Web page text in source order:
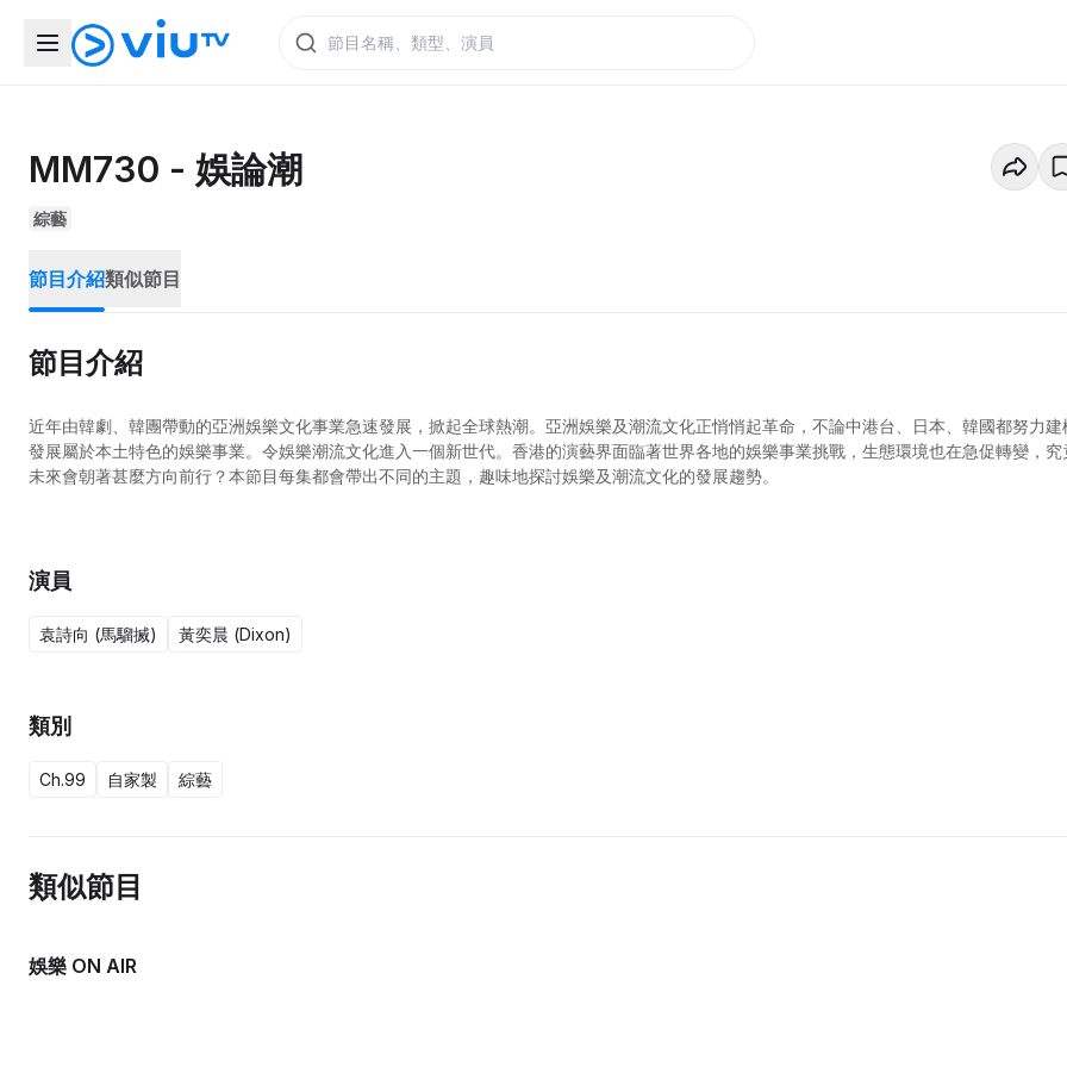
MM730 - 娛論潮
綜藝
節目介紹類似節目
節目介紹
近年由韓劇、韓團帶動的亞洲娛樂文化事業急速發展，掀起全球熱潮。亞洲娛樂及潮流文化正悄悄起革命，不論中港台、日本、韓國都努力建
發展屬於本土特色的娛樂事業。令娛樂潮流文化進入一個新世代。香港的演藝界面臨著世界各地的娛樂事業挑戰，生態環境也在急促轉變，究
未來會朝著甚麼方向前行？本節目每集都會帶出不同的主題，趣味地探討娛樂及潮流文化的發展趨勢。
演員
袁詩向 (馬騮搣) 黃奕晨 (Dixon)
類別
Ch.99 自家製 綜藝
類似節目
娛樂 ON AIR